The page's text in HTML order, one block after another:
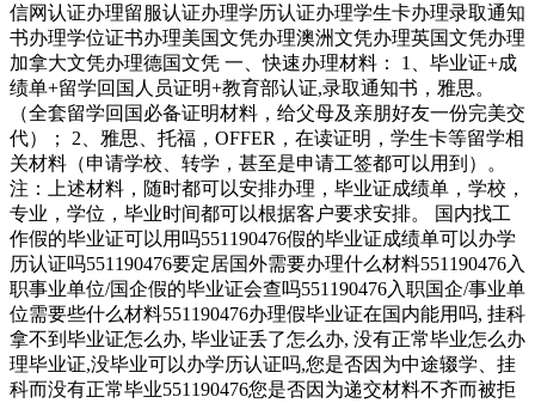
信网认证办理留服认证办理学历认证办理学生卡办理录取通知
书办理学位证书办理美国文凭办理澳洲文凭办理英国文凭办理
加拿大文凭办理德国文凭 一、快速办理材料： 1、毕业证+成
绩单+留学回国人员证明+教育部认证,录取通知书，雅思。
（全套留学回国必备证明材料，给父母及亲朋好友一份完美交
代）； 2、雅思、托福，OFFER，在读证明，学生卡等留学相
关材料（申请学校、转学，甚至是申请工签都可以用到）。
注：上述材料，随时都可以安排办理，毕业证成绩单，学校，
专业，学位，毕业时间都可以根据客户要求安排。 国内找工
作假的毕业证可以用吗551190476假的毕业证成绩单可以办学
历认证吗551190476要定居国外需要办理什么材料551190476入
职事业单位/国企假的毕业证会查吗551190476入职国企/事业单
位需要些什么材料551190476办理假毕业证在国内能用吗, 挂科
拿不到毕业证怎么办, 毕业证丢了怎么办, 没有正常毕业怎么办
理毕业证,没毕业可以办学历认证吗,您是否因为中途辍学、挂
科而没有正常毕业551190476您是否因为递交材料不齐而被拒